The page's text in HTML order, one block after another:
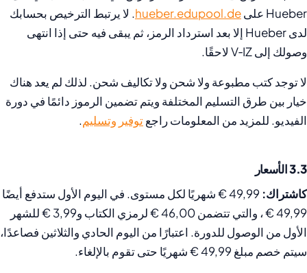
Hueber على
hueber.edupool.de. لا يرتبط الترخيص بحسابك
لدى Hueber إلا بعد استرداد الرمز، ثم يبقى فيه حتى إذا انتهى
وصولك إلى V‑IZ لاحقًا.
لا توجد كتب مطبوعة ولا شحن ولا تكاليف شحن. لذلك لم يعد هناك
خيار بين طرق التسليم المختلفة ويتم تضمين الرموز دائمًا في دورة
الفيديو. للمزيد من المعلومات راجعتوفير وتسليم.
3.3 الأسعار
كاشتراك:
49,99 € شهريًا لكل مستوى. في اليوم الأول ستدفع أيضًا
49,99 € ، والتي تتضمن 46,00 € لرمزي الكتاب و3,99 € للشهر
الأول من الوصول للدورة. اعتبارًا من اليوم الحادي والثلاثين فصاعدًا،
سيتم خصم مبلغ 49,99 € شهريًا حتى تقوم بالإلغاء.